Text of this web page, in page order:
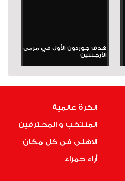
هدف جوردون الأول في مرمى
الأرجنتين
الكرة عالمية
المنتخب و المحترفين
الاهلى فى كل مكان
أراء حمراء